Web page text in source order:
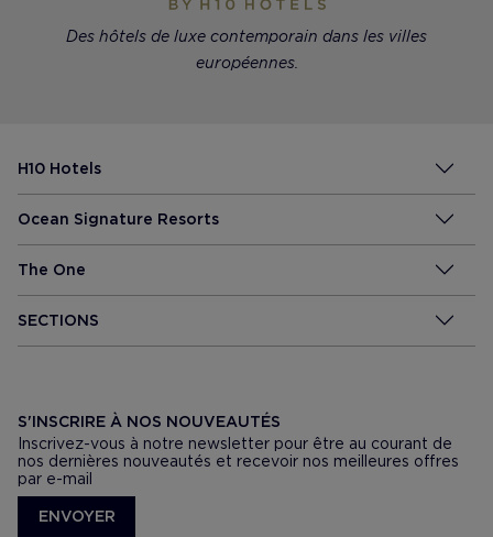
Des hôtels de luxe contemporain dans les villes
européennes.
H10 Hotels
Ocean Signature Resorts
The One
SECTIONS
S'INSCRIRE À NOS NOUVEAUTÉS
Inscrivez-vous à notre newsletter pour être au courant de
nos dernières nouveautés et recevoir nos meilleures offres
par e-mail
ENVOYER